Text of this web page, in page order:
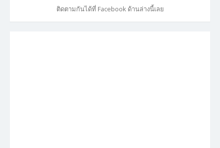
ติดตามกันได้ที่ Facebook ด้านล่างนี้เลย